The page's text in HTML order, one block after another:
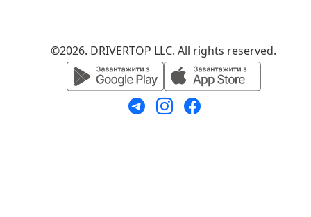
©2026. DRIVERTOP LLC. All rights reserved.